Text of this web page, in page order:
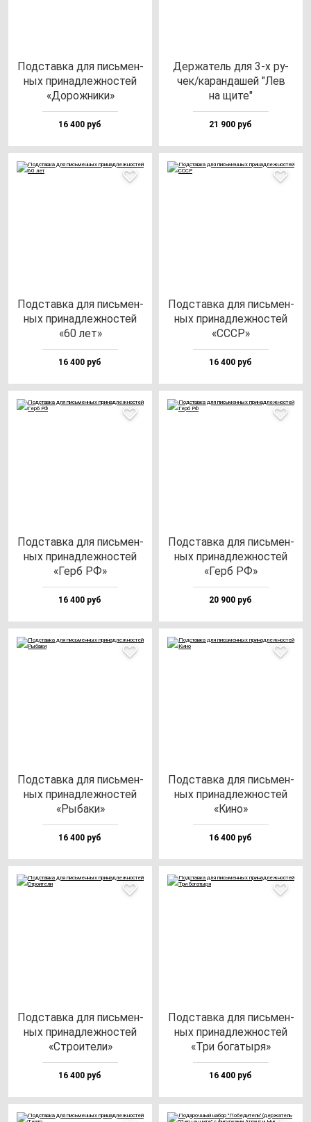
Под­став­ка для пись­мен­
ных при­над­леж­нос­тей
«Дорож­ни­ки»
16 400 руб
Дер­жа­тель для 3-х ру­
чек/ка­ран­да­шей "Лев
на щи­те"
21 900 руб
Под­став­ка для пись­мен­
ных при­над­леж­нос­тей
«60 лет»
16 400 руб
Под­став­ка для пись­мен­
ных при­над­леж­нос­тей
«СССР»
16 400 руб
Под­став­ка для пись­мен­
ных при­над­леж­нос­тей
«Герб РФ»
16 400 руб
Под­став­ка для пись­мен­
ных при­над­леж­нос­тей
«Герб РФ»
20 900 руб
Под­став­ка для пись­мен­
ных при­над­леж­нос­тей
«Рыба­ки»
16 400 руб
Под­став­ка для пись­мен­
ных при­над­леж­нос­тей
«Кино»
16 400 руб
Под­став­ка для пись­мен­
ных при­над­леж­нос­тей
«Стро­ите­ли»
16 400 руб
Под­став­ка для пись­мен­
ных при­над­леж­нос­тей
«Три бо­га­ты­ря»
16 400 руб